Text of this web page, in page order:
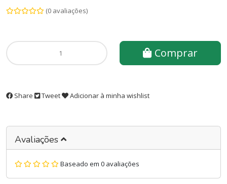
(0 avaliações)
Comprar
Share Tweet Adicionar à minha wishlist
Avaliações
Baseado em 0 avaliações